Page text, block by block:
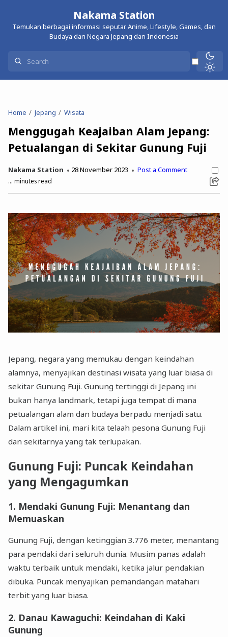
Nakama Station
Temukan berbagai informasi seputar Anime, Lifestyle, Games, dan
Budaya dari Negara Jepang dan Indonesia
Home Jepang Wisata
Menggugah Keajaiban Alam Jepang:
Petualangan di Sekitar Gunung Fuji
Nakama Station 28 November 2023 Post a Comment
... minutes read
Jepang, negara yang memukau dengan keindahan
alamnya, menyajikan destinasi wisata yang luar biasa di
sekitar Gunung Fuji. Gunung tertinggi di Jepang ini
bukan hanya landmark, tetapi juga tempat di mana
petualangan alam dan budaya berpadu menjadi satu.
Dalam artikel ini, mari kita telaah pesona Gunung Fuji
dan sekitarnya yang tak terlupakan.
Gunung Fuji: Puncak Keindahan
yang Mengagumkan
1. Mendaki Gunung Fuji: Menantang dan
Memuaskan
Gunung Fuji, dengan ketinggian 3.776 meter, menantang
para pendaki dari seluruh dunia. Musim panas adalah
waktu terbaik untuk mendaki, ketika jalur pendakian
dibuka. Puncak menyajikan pemandangan matahari
terbit yang luar biasa.
2. Danau Kawaguchi: Keindahan di Kaki
Gunung